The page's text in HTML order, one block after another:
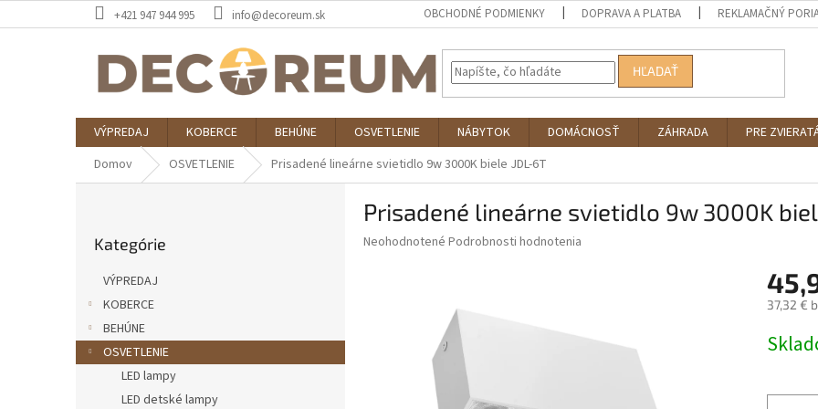
na
+421 947 944 995 info@decoreum.sk OBCHODNÉ PODMIENKY DOPRAVA A PLATBA REKLAMAČNÝ
HĽADAŤ
VÝPREDAJ KOBERCE BEHÚNE OSVETLENIE NÁBYTOK DOMÁCNOSŤ ZÁHRADA
PRE
Domov
OSVETLENIE Prisadené lineárne svietidlo 9w 3000K biele JDL-6T
kategórie
Kategórie
VÝPREDAJ
KOBERCE
BEHÚNE
OSVETLENIE
LED lampy
LED detské lampy
Prisadené lineárne svietidlo 9w 3000K
Priemerné
Neohodnotené Podrobnosti hodnotenia
37,32 €
cena: